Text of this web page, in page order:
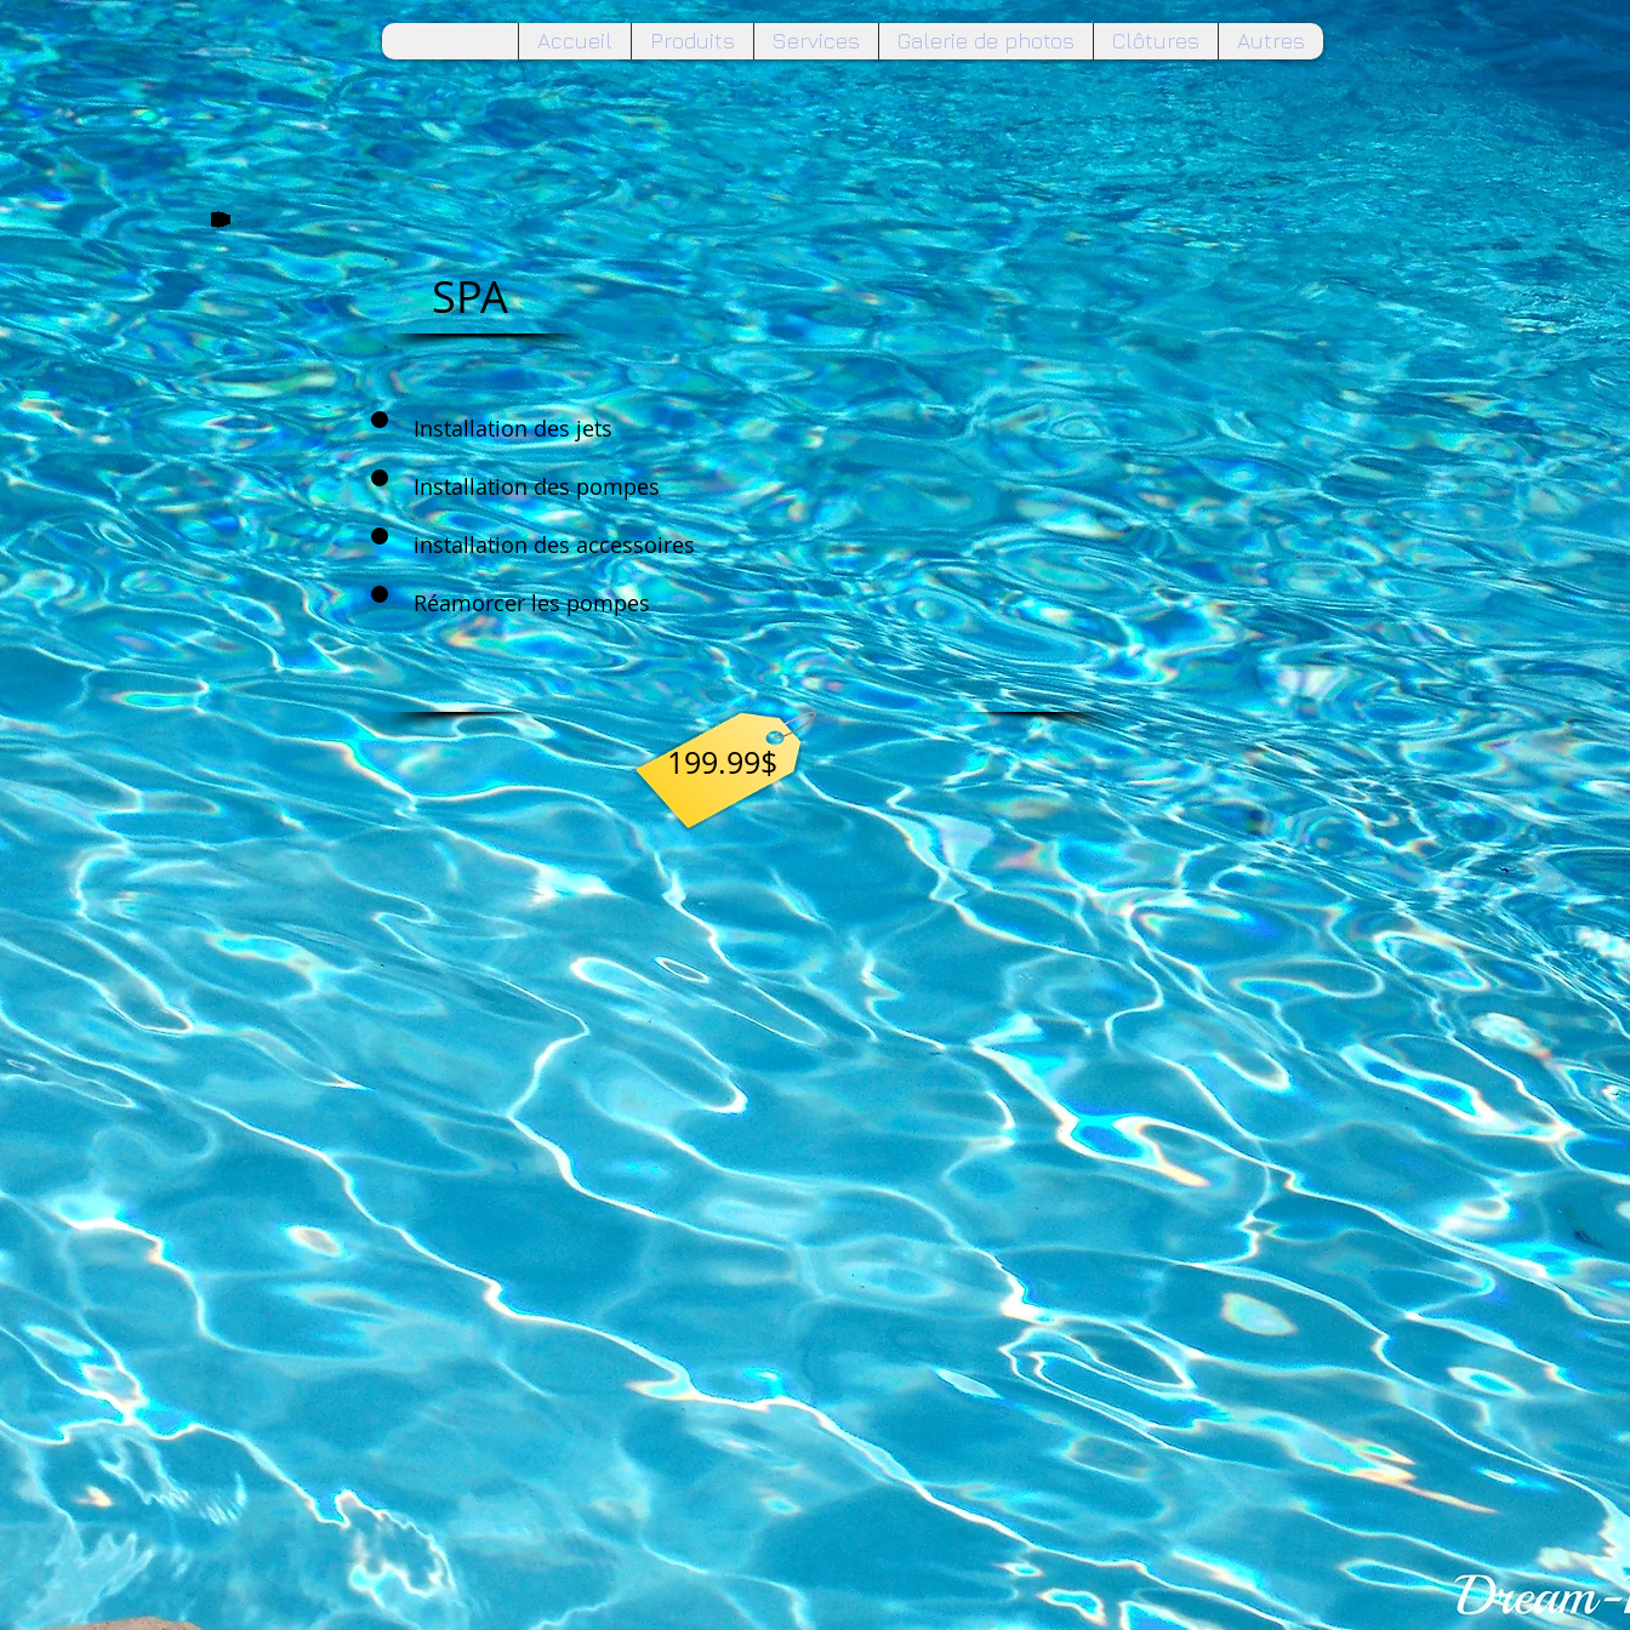
SPA
Installation des jets
Installation des pompes
installation desaccessoires
Réamorcer les pompes
199.99$
Accueil Produits Services Galerie de photos Clôtures Autres